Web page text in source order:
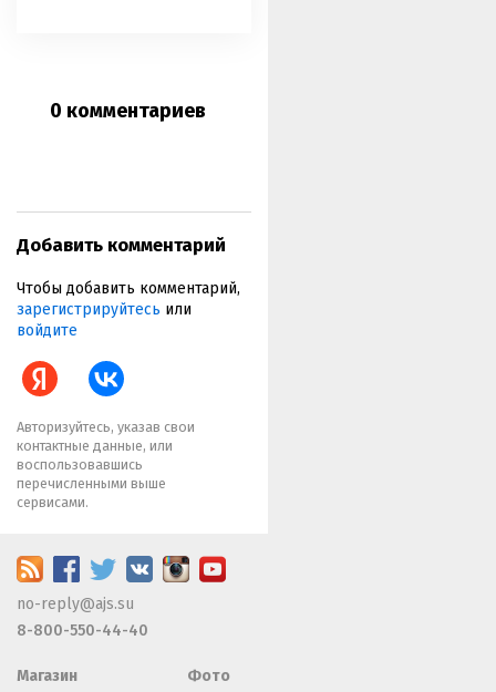
0 комментариев
Добавить комментарий
Чтобы добавить комментарий,
зарегистрируйтесь или
войдите
Авторизуйтесь, указав свои
контактные данные, или
воспользовавшись
перечисленными выше
сервисами.
no-reply@ajs.su
8-800-550-44-40
Магазин Фото